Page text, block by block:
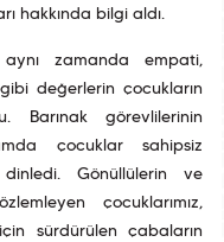
hakkında bilgi aldı.
zamanda empati,
değerlerin çocukların
Barınak görevlilerinin
çocuklar sahipsiz
dinledi. Gönüllülerin ve
çocuklarımız,
sürdürülen çabaların